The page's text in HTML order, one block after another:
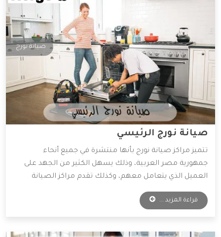
صيانة نورج
صيانة نورج الرئيسي
تتميز مراكز صيانة نورج بأنها منتشرة في جميع أنحاء
جمهورية مصر العربية، وذلك يسهل الكثير من الجهد على
العميل الذي يتعامل معهم، وكذلك تقدم مراكز الصيانة
قطع غيار أصلية وخدمات صيانة بأقل الأسعار الممكنة،
ولذلك يفضل التعامل معها الكثير من العملاء، وسوف
قراءة المزيد ...